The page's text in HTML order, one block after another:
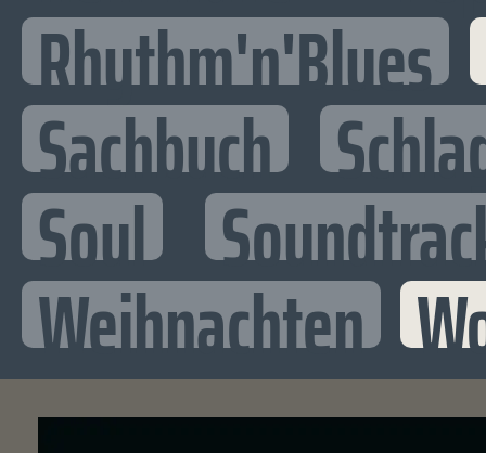
Rhythm'n'Blues
Sachbuch
Soul
Weihnachten